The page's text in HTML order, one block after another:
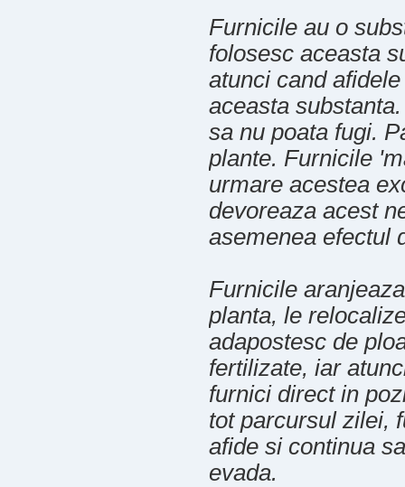
Furnicile au o
folosesc aceasta
atunci cand
aceasta
sa nu poata fugi.
plante. Furnicile
urmare acestea
devoreaza acest
asemenea efectul
Furnicile
planta, le
adapostesc de
fertilizate, iar
furnici direct in
tot parcursul zilei,
afide si continua
evada.